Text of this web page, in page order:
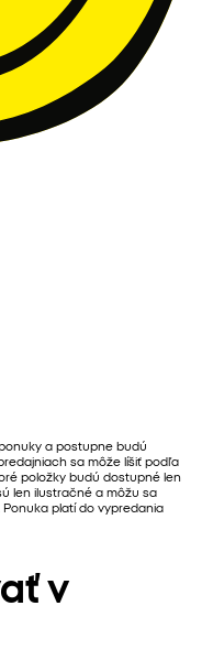
a postupne budú
sa môže líšiť podľa
položky budú dostupné len
len ilustračné a môžu sa
platí do vypredania
v